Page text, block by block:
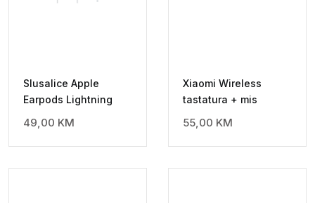
Slusalice Apple
Earpods Lightning
49,00 KM
Xiaomi Wireless
tastatura + mis
55,00 KM